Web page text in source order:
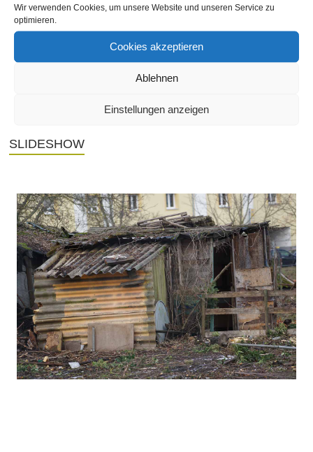
Wir verwenden Cookies, um unsere Website und unseren Service zu
optimieren.
Cookies akzeptieren
Ablehnen
Einstellungen anzeigen
THEMA
SLIDESHOW